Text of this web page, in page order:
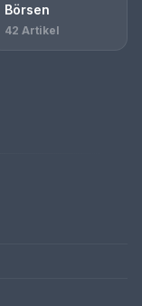
Börsen
42 Artikel